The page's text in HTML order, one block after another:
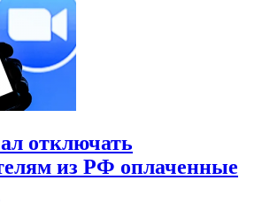
отключать
из РФ оплаченные